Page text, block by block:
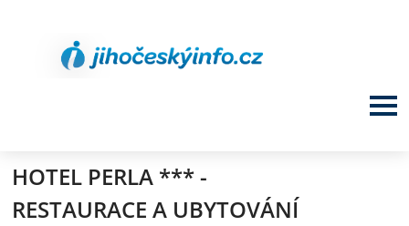
HOTEL PERLA *** -
RESTAURACE A UBYTOVÁNÍ